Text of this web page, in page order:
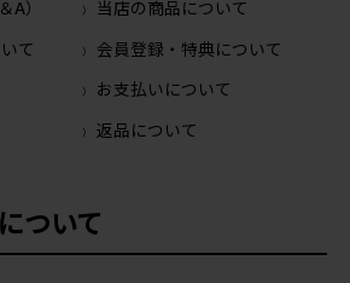
）
当店の商品について
て
会員登録・特典について
お支払いについて
返品について
ついて